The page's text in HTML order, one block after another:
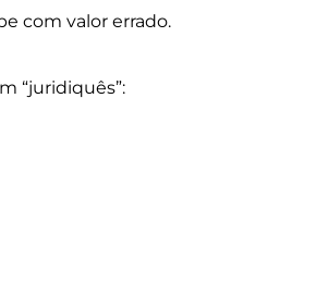
com valor errado.
“juridiquês”: